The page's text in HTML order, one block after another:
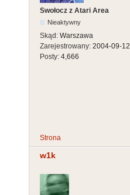
Swołocz z Atari Area
Nieaktywny
Skąd: Warszawa
Zarejestrowany: 2004-09-12
Posty: 4,666
Strona
w1k